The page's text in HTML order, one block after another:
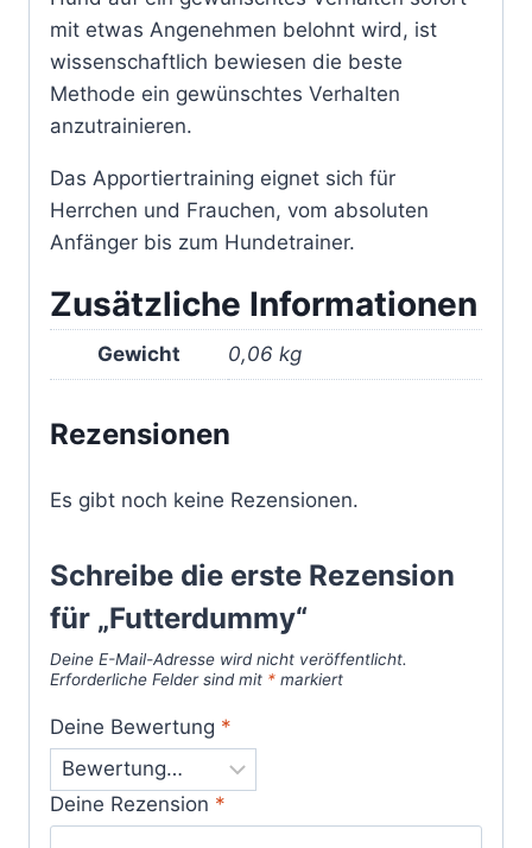
mit etwas Angenehmen belohnt wird, ist
wissenschaftlich bewiesen die beste
Methode ein gewünschtes Verhalten
anzutrainieren.
Das Apportiertraining eignet sich für
Herrchen und Frauchen, vom absoluten
Anfänger bis zum Hundetrainer.
Zusätzliche Informationen
Gewicht 0,06 kg
Rezensionen
Es gibt noch keine Rezensionen.
Schreibe die erste Rezension
für „Futterdummy“
Deine E-Mail-Adresse wird nicht veröffentlicht.
Erforderliche Felder sind mit * markiert
Deine Bewertung *
Deine Rezension *